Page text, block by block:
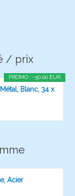
/ prix
PROMO : -50,00 EUR
Blanc, 34 x
Acier